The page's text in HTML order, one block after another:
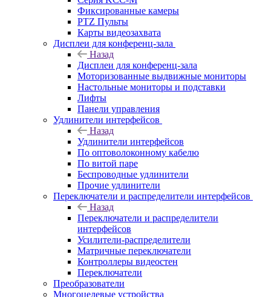
Фиксированные камеры
PTZ Пульты
Карты видеозахвата
Дисплеи для конференц-зала
Назад
Дисплеи для конференц-зала
Моторизованные выдвижные мониторы
Настольные мониторы и подставки
Лифты
Панели управления
Удлинители интерфейсов
Назад
Удлинители интерфейсов
По оптоволоконному кабелю
По витой паре
Беспроводные удлинители
Прочие удлинители
Переключатели и распределители интерфейсов
Назад
Переключатели и распределители
интерфейсов
Усилители-распределители
Матричные переключатели
Контроллеры видеостен
Переключатели
Преобразователи
Многоцелевые устройства